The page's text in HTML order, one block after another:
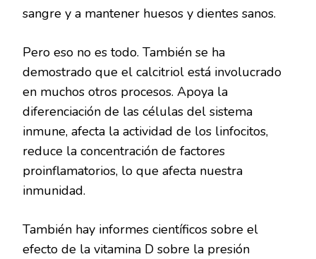
sangre y a mantener huesos y dientes sanos.
Pero eso no es todo. También se ha
demostrado que el calcitriol está involucrado
en muchos otros procesos. Apoya la
diferenciación de las células del sistema
inmune, afecta la actividad de los linfocitos,
reduce la concentración de factores
proinflamatorios, lo que afecta nuestra
inmunidad.
También hay informes científicos sobre el
efecto de la vitamina D sobre la presión